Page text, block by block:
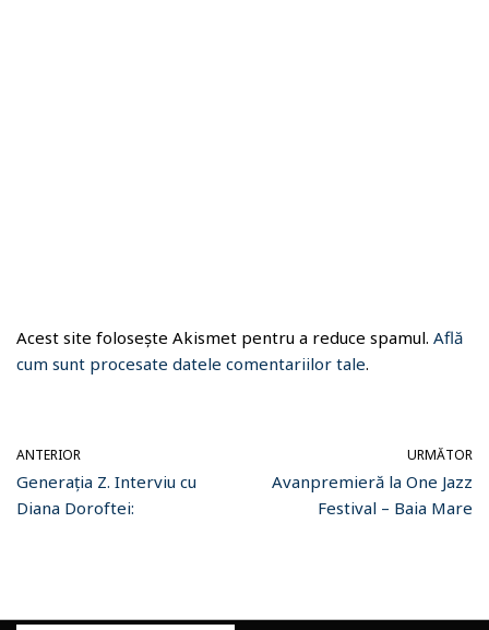
Acest site folosește Akismet pentru a reduce spamul. Află
cum sunt procesate datele comentariilor tale.
ANTERIOR
Generația Z. Interviu cu
Diana Doroftei:
URMĂTOR
Avanpremieră la One Jazz
Festival – Baia Mare